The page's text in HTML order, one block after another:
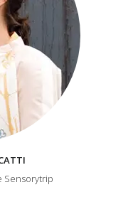
Sensorytrip